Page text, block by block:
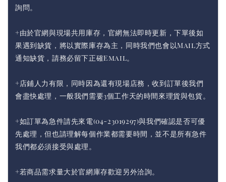
詢問。
+由於官網與現場共用庫存，官網無法即時更新，下單後如
果遇到缺貨，將以實際庫存為主，同時我們也會以Mail方式
通知缺貨，請務必留下正確Email。
+店鋪人力有限，同時因為還有現場店務，收到訂單後我們
會盡快處理，一般我們需要3個工作天的時間來理貨與包貨。
+如訂單為急件請先來電(04-23019297)與我們確認是否可優
先處理，但也請理解每個作業都需要時間，並不是所有急件
我們都必須接受與處理。
+若商品需求量大於官網庫存歡迎另外洽詢。